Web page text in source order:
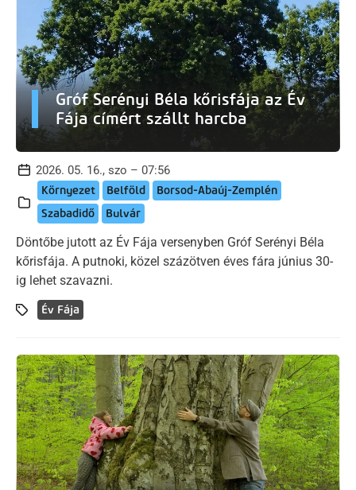
Gróf Serényi Béla kőrisfája az Év
Fája címért szállt harcba
2026. 05. 16., szo – 07:56
Környezet Belföld
Borsod-Abaúj-Zemplén
Szabadidő
Bulvár
Döntőbe jutott az Év Fája versenyben Gróf Serényi Béla
kőrisfája. A putnoki, közel százötven éves fára június 30-
ig lehet szavazni.
Év Fája